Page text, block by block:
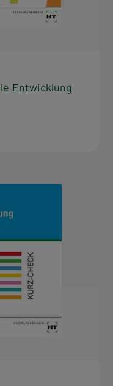
Entwicklung